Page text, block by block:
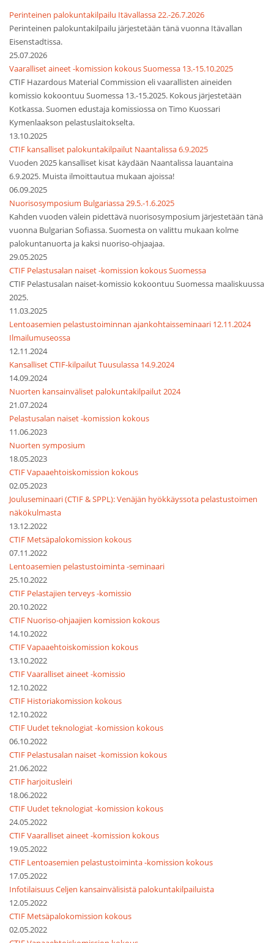
Perinteinen palokuntakilpailu Itävallassa 22.-26.7.2026
Perinteinen palokuntakilpailu järjestetään tänä vuonna Itävallan
Eisenstadtissa.
25.07.2026
Vaaralliset aineet -komission kokous Suomessa 13.-15.10.2025
CTIF Hazardous Material Commission eli vaarallisten aineiden
komissio kokoontuu Suomessa 13.-15.2025. Kokous järjestetään
Kotkassa. Suomen edustaja komissiossa on Timo Kuossari
Kymenlaakson pelastuslaitokselta.
13.10.2025
CTIF kansalliset palokuntakilpailut Naantalissa 6.9.2025
Vuoden 2025 kansalliset kisat käydään Naantalissa lauantaina
6.9.2025. Muista ilmoittautua mukaan ajoissa!
06.09.2025
Nuorisosymposium Bulgariassa 29.5.-1.6.2025
Kahden vuoden välein pidettävä nuorisosymposium järjestetään tänä
vuonna Bulgarian Sofiassa. Suomesta on valittu mukaan kolme
palokuntanuorta ja kaksi nuoriso-ohjaajaa.
29.05.2025
CTIF Pelastusalan naiset -komission kokous Suomessa
CTIF Pelastusalan naiset-komissio kokoontuu Suomessa maaliskuussa
2025.
11.03.2025
Lentoasemien pelastustoiminnan ajankohtaisseminaari 12.11.2024
Ilmailumuseossa
12.11.2024
Kansalliset CTIF-kilpailut Tuusulassa 14.9.2024
14.09.2024
Nuorten kansainväliset palokuntakilpailut 2024
21.07.2024
Pelastusalan naiset -komission kokous
11.06.2023
Nuorten symposium
18.05.2023
CTIF Vapaaehtoiskomission kokous
02.05.2023
Jouluseminaari (CTIF & SPPL): Venäjän hyökkäyssota pelastustoimen
näkökulmasta
13.12.2022
CTIF Metsäpalokomission kokous
07.11.2022
Lentoasemien pelastustoiminta -seminaari
25.10.2022
CTIF Pelastajien terveys -komissio
20.10.2022
CTIF Nuoriso-ohjaajien komission kokous
14.10.2022
CTIF Vapaaehtoiskomission kokous
13.10.2022
CTIF Vaaralliset aineet -komissio
12.10.2022
CTIF Historiakomission kokous
12.10.2022
CTIF Uudet teknologiat -komission kokous
06.10.2022
CTIF Pelastusalan naiset -komission kokous
21.06.2022
CTIF harjoitusleiri
18.06.2022
CTIF Uudet teknologiat -komission kokous
24.05.2022
CTIF Vaaralliset aineet -komission kokous
19.05.2022
CTIF Lentoasemien pelastustoiminta -komission kokous
17.05.2022
Infotilaisuus Celjen kansainvälisistä palokuntakilpailuista
12.05.2022
CTIF Metsäpalokomission kokous
02.05.2022